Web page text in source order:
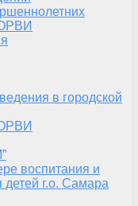
в городской
воспитания и
детей г.о. Самара